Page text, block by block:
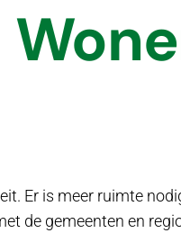
Er is meer ruimte
de gemeenten en